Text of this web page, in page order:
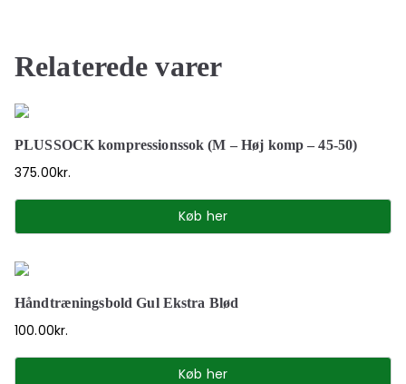
Relaterede varer
PLUSSOCK kompressionssok (M – Høj komp – 45-50)
375.00kr.
Køb her
Håndtræningsbold Gul Ekstra Blød
100.00kr.
Køb her